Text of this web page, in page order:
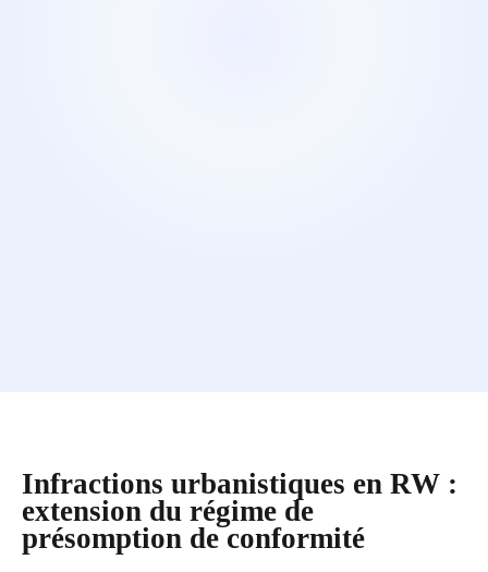
Infractions urbanistiques en RW :
extension du régime de
présomption de conformité